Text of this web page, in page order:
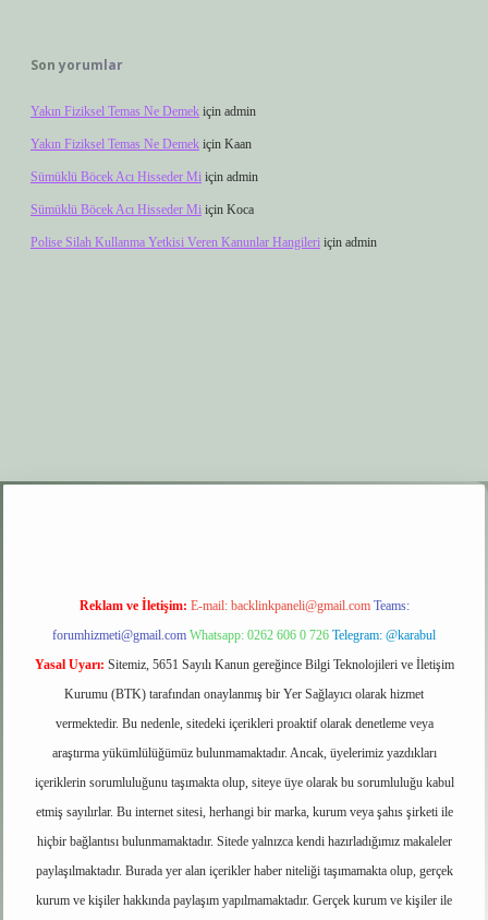
Son yorumlar
Yakın Fiziksel Temas Ne Demek için admin
Yakın Fiziksel Temas Ne Demek için Kaan
Sümüklü Böcek Acı Hisseder Mi için admin
Sümüklü Böcek Acı Hisseder Mi için Koca
Polise Silah Kullanma Yetkisi Veren Kanunlar Hangileri için admin
elexbet giriş
Reklam ve İletişim: E-mail: backlinkpaneli@gmail.com Teams:
forumhizmeti@gmail.com Whatsapp: 0262 606 0 726 Telegram: @karabul
Yasal Uyarı: Sitemiz, 5651 Sayılı Kanun gereğince Bilgi Teknolojileri ve İletişim
Kurumu (BTK) tarafından onaylanmış bir Yer Sağlayıcı olarak hizmet
vermektedir. Bu nedenle, sitedeki içerikleri proaktif olarak denetleme veya
araştırma yükümlülüğümüz bulunmamaktadır. Ancak, üyelerimiz yazdıkları
içeriklerin sorumluluğunu taşımakta olup, siteye üye olarak bu sorumluluğu kabul
etmiş sayılırlar. Bu internet sitesi, herhangi bir marka, kurum veya şahıs şirketi ile
hiçbir bağlantısı bulunmamaktadır. Sitede yalnızca kendi hazırladığımız makaleler
paylaşılmaktadır. Burada yer alan içerikler haber niteliği taşımamakta olup, gerçek
kurum ve kişiler hakkında paylaşım yapılmamaktadır. Gerçek kurum ve kişiler ile